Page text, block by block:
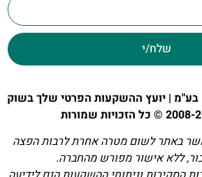
שלח/י
בע"מ | יועץ ההשקעות הפרטי שלך בשוק
באתר לשום מטרה אחרת לרבות הפצה
ללא אישור מפורש מהחברה.